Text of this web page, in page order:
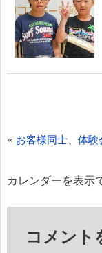
稿
ビ
« お客様同士、体
カレンダーを表示
コメント